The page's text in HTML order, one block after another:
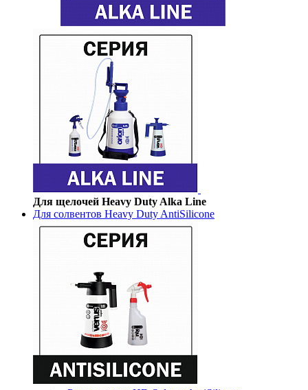
Для щелочей Heavy Duty Alka Line
Для солвентов Heavy Duty AntiSilicone